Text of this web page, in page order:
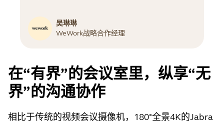
吴琳琳
WeWork战略合作经理
在“有界”的会议室里，纵享“无
界”的沟通协作
相比于传统的视频会议摄像机，180°全景4K的Jabra